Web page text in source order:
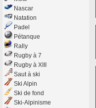
Nascar
Natation
Padel
Pétanque
Rally
Rugby à 7
Rugby à XIII
Saut à ski
Ski Alpin
Ski de fond
Ski-Alpinisme